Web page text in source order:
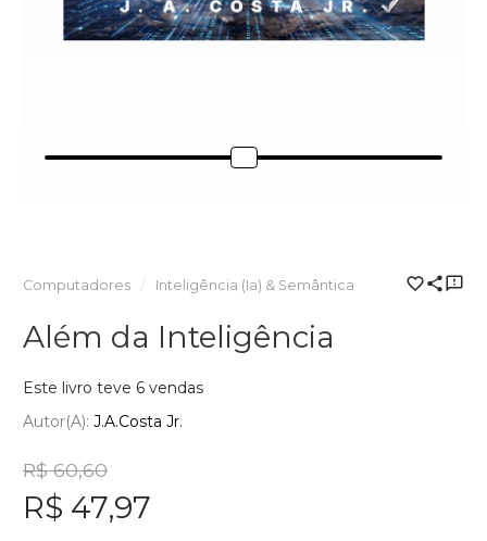
Computadores Inteligência (Ia) & Semântica
Além da Inteligência
Este livro teve 6 vendas
Autor(a): J.A.Costa Jr.
R$ 60,60
R$ 47,97